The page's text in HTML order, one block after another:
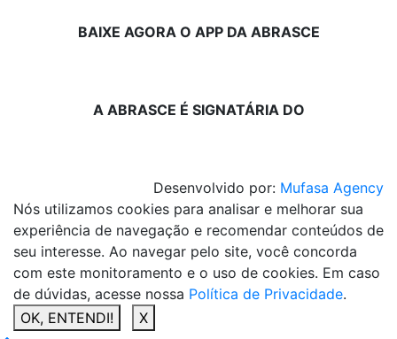
BAIXE AGORA O APP DA ABRASCE
A ABRASCE É SIGNATÁRIA DO
Desenvolvido por: Mufasa Agency
Nós utilizamos cookies para analisar e melhorar sua
experiência de navegação e recomendar conteúdos de
seu interesse. Ao navegar pelo site, você concorda
com este monitoramento e o uso de cookies. Em caso
de dúvidas, acesse nossa Política de Privacidade.
OK, ENTENDI!
X